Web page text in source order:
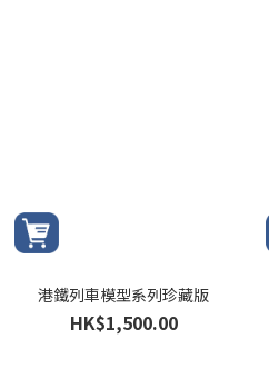
港鐵列車模型系列珍藏版
HK$1,500.00